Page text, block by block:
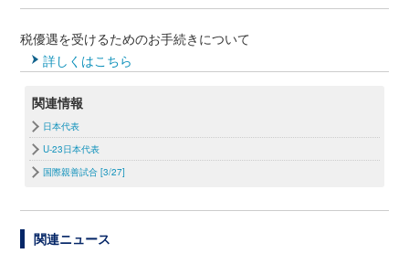
税優遇を受けるためのお手続きについて
詳しくはこちら
関連情報
日本代表
U-23日本代表
国際親善試合 [3/27]
関連ニュース